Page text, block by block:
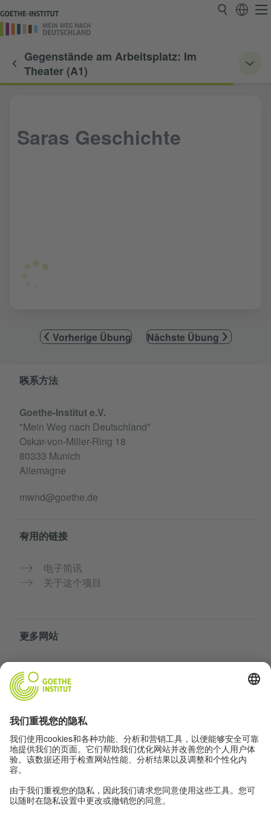
Gegenstände am Arbeitsplatz: Im
Theater (A1)
Saras Geschichte
Vorherige Übung Nächste Übung
Service- und Informationsbereich
联系方法
Goethe-Institut e.V.
"Mein Weg nach Deutschland"
Oskar-von-Miller-Ring 18
80333 Munich
Allemagne
mwnd@goethe.de
有用的链接
电子简讯
关于这个项目
更多网站
免费练习德语
歌德学院的德语课程
隐私与无障碍
隐私设置